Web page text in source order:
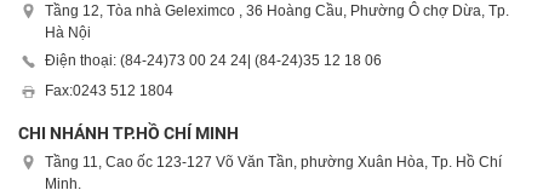
Tầng 12, Tòa nhà Geleximco , 36 Hoàng Cầu, Phường Ô chợ Dừa, Tp.
Hà Nội
Điện thoại: (84-24)73 00 24 24| (84-24)35 12 18 06
Fax:0243 512 1804
CHI NHÁNH TP.HỒ CHÍ MINH
Tầng 11, Cao ốc 123-127 Võ Văn Tần, phường Xuân Hòa, Tp. Hồ Chí
Minh.